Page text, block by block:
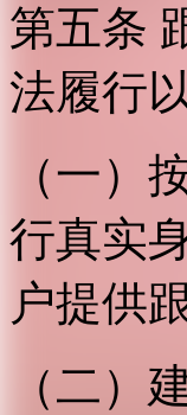
第五条
法履行
（一）
行真实
户提供
（二）